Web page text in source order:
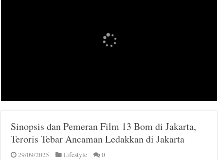
Sinopsis dan Pemeran Film 13 Bom di Jakarta,
Teroris Tebar Ancaman Ledakkan di Jakarta
29/09/2025 Lifestyle 0